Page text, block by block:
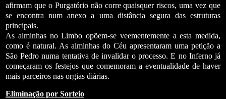
afirmam que o Purgatório não corre quaisquer riscos, uma vez que
se encontra num anexo a uma distância segura das estruturas
principais.
As alminhas no Limbo opõem-se veementemente a esta medida,
como é natural. As alminhas do Céu apresentaram uma petição a
São Pedro numa tentativa de invalidar o processo. E no Inferno já
começaram os festejos que comemoram a eventualidade de haver
mais parceiros nas orgias diárias.
Eliminação por Sorteio